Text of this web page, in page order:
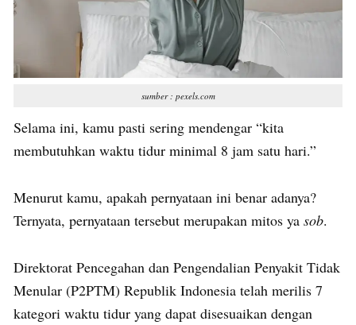
sumber : pexels.com
Selama ini, kamu pasti sering mendengar “kita
membutuhkan waktu tidur minimal 8 jam satu hari.”
Menurut kamu, apakah pernyataan ini benar adanya?
Ternyata, pernyataan tersebut merupakan mitos ya sob.
Direktorat Pencegahan dan Pengendalian Penyakit Tidak
Menular (P2PTM) Republik Indonesia telah merilis 7
kategori waktu tidur yang dapat disesuaikan dengan